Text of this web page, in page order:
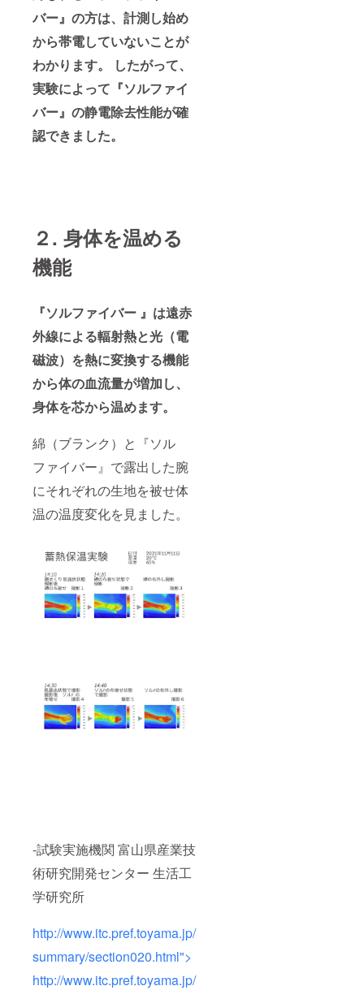
バー』の方は、計測し始め
から帯電していないことが
わかります。 したがって、
実験によって『ソルファイ
バー』の静電除去性能が確
認できました。
２. 身体を温める
機能
『ソルファイバー 』は遠赤
外線による輻射熱と光（電
磁波）を熱に変換する機能
から体の血流量が増加し、
身体を芯から温めます。
綿（ブランク）と『ソル
ファイバー』で露出した腕
にそれぞれの生地を被せ体
温の温度変化を見ました。
-試験実施機関 富山県産業技
術研究開発センター 生活工
学研究所
http://www.itc.pref.toyama.jp/
summary/section020.html">
http://www.itc.pref.toyama.jp/